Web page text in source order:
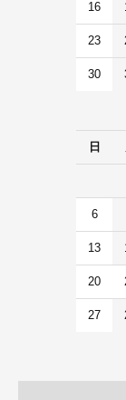
16
23
30
日
6
13
20
27